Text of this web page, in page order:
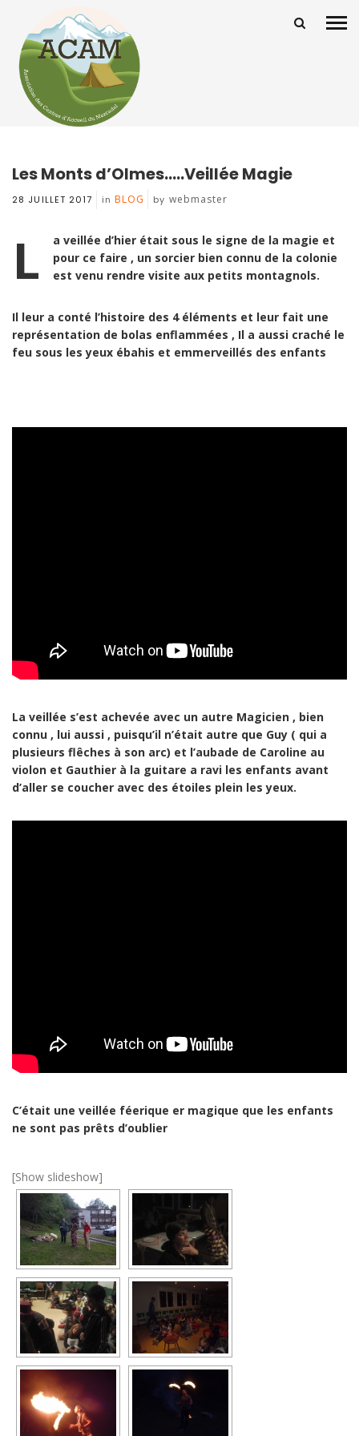
Les Monts d’Olmes…..Veillée Magie
28 JUILLET 2017 in BLOG by webmaster
L
a veillée d’hier était sous le signe de la magie et
pour ce faire , un sorcier bien connu de la colonie
est venu rendre visite aux petits montagnols.
Il leur a conté l’histoire des 4 éléments et leur fait une
représentation de bolas enflammées , Il a aussi craché le
feu sous les yeux ébahis et emmerveillés des enfants
La veillée s’est achevée avec un autre Magicien , bien
connu , lui aussi , puisqu’il n’était autre que Guy ( qui a
plusieurs flêches à son arc) et l’aubade de Caroline au
violon et Gauthier à la guitare a ravi les enfants avant
d’aller se coucher avec des étoiles plein les yeux.
C’était une veillée féerique er magique que les enfants
ne sont pas prêts d’oublier
[Show slideshow]